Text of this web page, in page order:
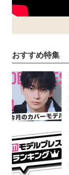
おすすめ特集